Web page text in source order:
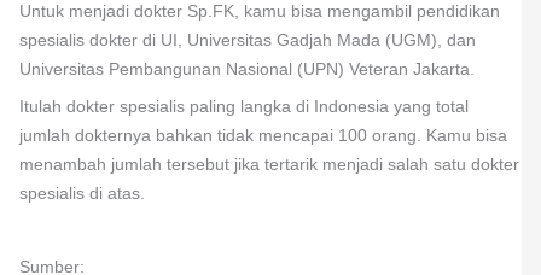
Untuk menjadi dokter Sp.FK, kamu bisa mengambil pendidikan
spesialis dokter di UI, Universitas Gadjah Mada (UGM), dan
Universitas Pembangunan Nasional (UPN) Veteran Jakarta.
Itulah dokter spesialis paling langka di Indonesia yang total
jumlah dokternya bahkan tidak mencapai 100 orang. Kamu bisa
menambah jumlah tersebut jika tertarik menjadi salah satu dokter
spesialis di atas.
Sumber: